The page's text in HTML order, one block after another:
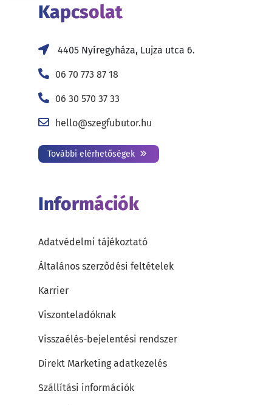
Kapcsolat
4405 Nyíregyháza, Lujza utca 6.
06 70 773 87 18
06 30 570 37 33
hello@szegfubutor.hu
További elérhetőségek
Információk
Adatvédelmi tájékoztató
Általános szerződési feltételek
Karrier
Viszonteladóknak
Visszaélés-bejelentési rendszer
Direkt Marketing adatkezelés
Szállítási információk